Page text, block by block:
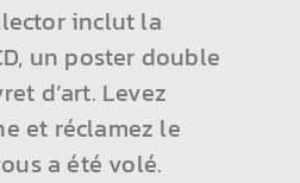
inclut la
un poster double
d’art. Levez
et réclamez le
a été volé.